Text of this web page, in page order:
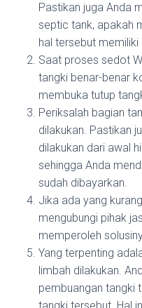
Pastikan juga Anda
septic tank, apakah
hal tersebut
Saat proses sedot
tangki benar-benar
membuka tutup
Periksalah bagian
dilakukan. Pastikan
dilakukan dari awal
sehingga Anda
sudah dibayarkan.
Jika ada yang
mengubungi pihak
memperoleh
Yang terpenting
limbah dilakukan.
pembuangan tangki